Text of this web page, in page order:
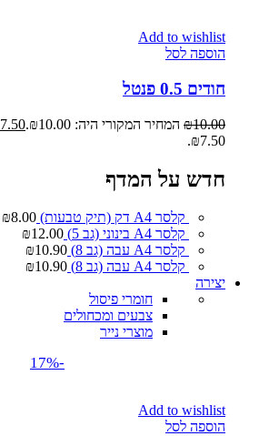
Add to wishlist
הוספה לסל
חודים 0.5 פנטל
₪10.00 המחיר המקורי היה: ₪10.00. 7.50
₪7.50.
חדש על המדף
קלסר A4 דק (תיק טבעות) ₪8.00
קלסר A4 בינוני (גב 5)
₪12.00
קלסר A4 עבה (גב 8)
₪10.90
קלסר A4 עבה (גב 8)
₪10.90
יצירה
חומרי פיסול
צבעים ומכחולים
מוצרי נייר
-17%
Add to wishlist
הוספה לסל